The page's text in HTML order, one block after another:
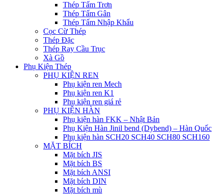
Thép Tấm Trơn
Thép Tấm Gân
Thép Tấm Nhập Khẩu
Cọc Cừ Thép
Thép Đặc
Thép Ray Cầu Trục
Xà Gồ
Phụ Kiện Thép
PHỤ KIỆN REN
Phụ kiện ren Mech
Phụ kiện ren K1
Phụ kiện ren giá rẻ
PHỤ KIỆN HÀN
Phụ kiện hàn FKK – Nhật Bản
Phụ Kiện Hàn Jinil bend (Dybend) – Hàn Quốc
Phụ kiện hàn SCH20 SCH40 SCH80 SCH160
MẶT BÍCH
Mặt bích JIS
Mặt bích BS
Mặt bích ANSI
Mặt bích DIN
Mặt bích mù